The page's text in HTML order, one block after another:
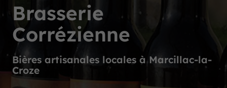
Brasserie
Corrézienne
Bières artisanales locales à Marcillac-la-
Croze